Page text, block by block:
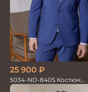
25 900 ₽
5034-ND-840S Костюм
мужской двойка